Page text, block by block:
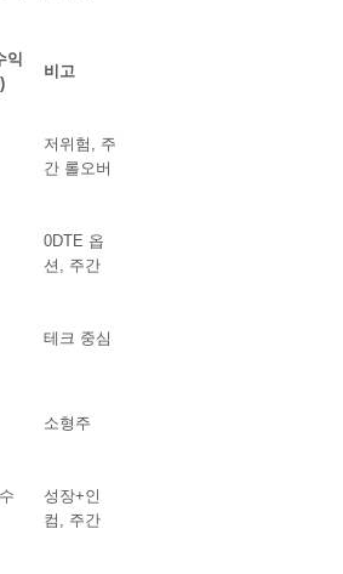
익
비고
저위험, 주
간 롤오버
0DTE 옵
션, 주간
테크 중심
소형주
성장+인
컴, 주간